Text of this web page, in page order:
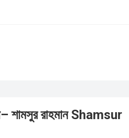
শামসুর রাহমান Shamsur